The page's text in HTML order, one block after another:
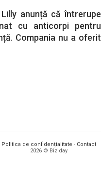
anunță că întrerupe
cu anticorpi pentru
Compania nu a oferit
Politica de confidențialitate · Contact
2026 © Biziday